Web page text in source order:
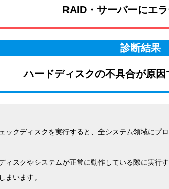
RAID・サーバーにエ
診断結果
ハードディスクの不具合が原因
ックディスクを実行すると、全システム領域にプ
ィスクやシステムが正常に動作している際に実行
まいます。